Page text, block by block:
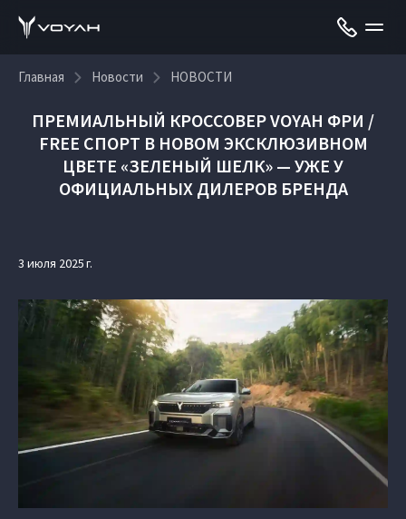
Главная Новости НОВОСТИ
ПРЕМИАЛЬНЫЙ КРОССОВЕР VOYAH ФРИ /
FREE СПОРТ В НОВОМ ЭКСКЛЮЗИВНОМ
ЦВЕТЕ «ЗЕЛЕНЫЙ ШЕЛК» — УЖЕ У
ОФИЦИАЛЬНЫХ ДИЛЕРОВ БРЕНДА
3 июля 2025 г.